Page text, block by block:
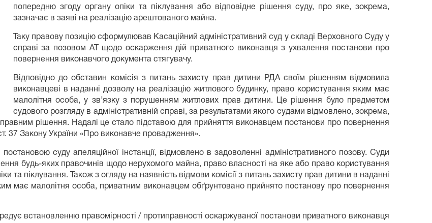
попередню згоду органу опіки та піклування або відповідне рішення суду, про яке, зокрема,
зазначає в заяві на реалізацію арештованого майна.
Таку правову позицію сформулював Касаційний адміністративний суд у складі Верховного Суду у
справі за позовом АТ щодо оскарження дій приватного виконавця з ухвалення постанови про
повернення виконавчого документа стягувачу.
Відповідно до обставин комісія з питань захисту прав дитини РДА своїм рішенням відмовила
виконавцеві в наданні дозволу на реалізацію житлового будинку, право користування яким має
малолітня особа, у зв’язку з порушенням житлових прав дитини. Це рішення було предметом
судового розгляду в адміністративній справі, за результатами якого судами відмовлено, зокрема,
рішення. Надалі це стало підставою для прийняття виконавцем постанови про повернення
37 Закону України «Про виконавче провадження».
суду апеляційної інстанції, відмовлено в задоволенні адміністративного позову. Суди
будь-яких правочинів щодо нерухомого майна, право власності на яке або право користування
та піклування. Також з огляду на наявність відмови комісії з питань захисту прав дитини в наданні
має малолітня особа, приватним виконавцем обґрунтовано прийнято постанову про повернення
встановленню правомірності / протиправності оскаржуваної постанови приватного виконавця